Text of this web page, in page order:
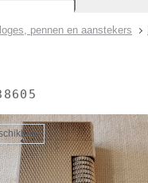
pennen en aanstekers